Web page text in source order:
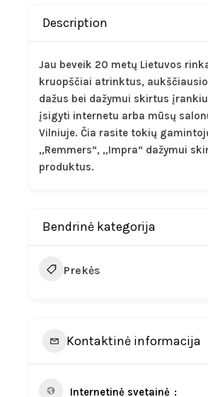
Description
Jau beveik 20 metų Lietuvos
kruopščiai atrinktus,
dažus bei dažymui skirtus
įsigyti internetu arba mūsų
Vilniuje. Čia rasite tokių
„Remmers“, „Impra“ dažymui
produktus.
Bendrinė kategorija
Prekės
Kontaktinė informacija
Internetinė svetainė